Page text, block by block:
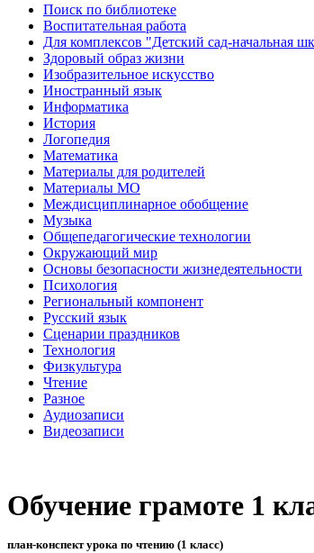
Поиск по библиотеке
Воспитательная работа
Для комплексов "Детский сад-начальная
Здоровый образ жизни
Изобразительное искусство
Иностранный язык
Информатика
История
Логопедия
Математика
Материалы для родителей
Материалы МО
Междисциплинарное обобщение
Музыка
Общепедагогические технологии
Окружающий мир
Основы безопасности жизнедеятельности
Психология
Региональный компонент
Русский язык
Сценарии праздников
Технология
Физкультура
Чтение
Разное
Аудиозаписи
Видеозаписи
Обучение грамоте 1
план-конспект урока по чтению (1 класс)